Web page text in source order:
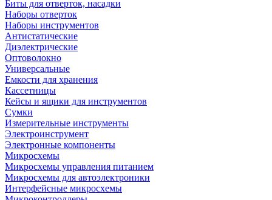
Биты для отверток, насадки
Наборы отверток
Наборы инструментов
Антистатические
Диэлектрические
Оптоволокно
Универсальные
Емкости для хранения
Кассетницы
Кейсы и ящики для инструментов
Сумки
Измерительные инструменты
Электроинструмент
Электронные компоненты
Микросхемы
Микросхемы управления питанием
Микросхемы для автоэлектроники
Интерфейсные микросхемы